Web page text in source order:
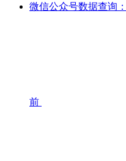
微信公众号数据查询
前